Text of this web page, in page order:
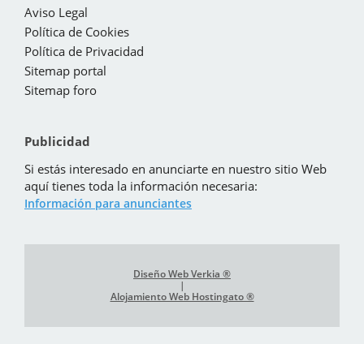
Aviso Legal
Política de Cookies
Política de Privacidad
Sitemap portal
Sitemap foro
Publicidad
Si estás interesado en anunciarte en nuestro sitio Web
aquí tienes toda la información necesaria:
Información para anunciantes
Diseño Web Verkia ®
|
Alojamiento Web Hostingato ®